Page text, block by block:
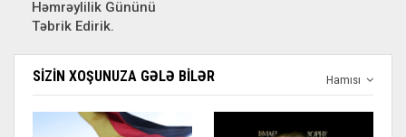
Həmrəylilik Gününü
Təbrik Edirik.
Hamısı
SIZIN XOŞUNUZA GƏLƏ BILƏR